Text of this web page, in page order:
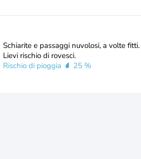
Schiarite e passaggi nuvolosi, a volte fitti.
Lievi rischio di rovesci.
Rischio di pioggia
25 %